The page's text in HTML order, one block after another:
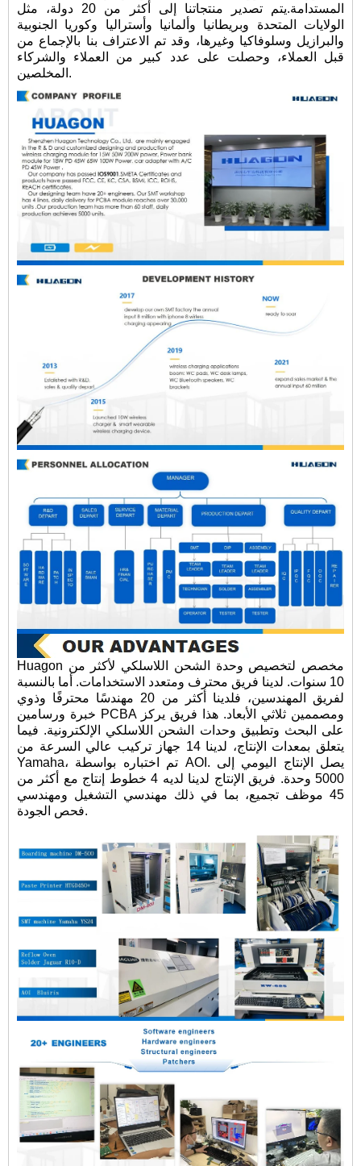
المستدامة.يتم تصدير منتجاتنا إلى أكثر من 20 دولة، مثل
الولايات المتحدة وبريطانيا وألمانيا وأستراليا وكوريا الجنوبية
والبرازيل وسلوفاكيا وغيرها، وقد تم الاعتراف بنا بالإجماع من
قبل العملاء، وحصلت على عدد كبير من العملاء والشركاء
المخلصين.
Huagon مخصص لتخصيص وحدة الشحن اللاسلكي لأكثر من
10 سنوات. لدينا فريق محترف ومتعدد الاستخدامات. أما بالنسبة
لفريق المهندسين، فلدينا أكثر من 20 مهندسًا محترفًا وذوي
خبرة ورسامين PCBA ومصممين ثلاثي الأبعاد. هذا فريق يركز
على البحث وتطبيق وحدات الشحن اللاسلكي الإلكترونية. فيما
يتعلق بمعدات الإنتاج، لدينا 14 جهاز تركيب عالي السرعة من
Yamaha، تم اختباره بواسطة AOI. يصل الإنتاج اليومي إلى
5000 وحدة. فريق الإنتاج لدينا لديه 4 خطوط إنتاج مع أكثر من
45 موظف تجميع، بما في ذلك مهندسي التشغيل ومهندسي
فحص الجودة.